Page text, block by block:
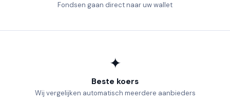
Fondsen gaan direct naar uw wallet
✦
Beste koers
Wij vergelijken automatisch meerdere aanbieders